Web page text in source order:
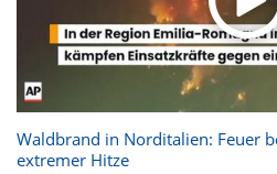
Waldbrand in Norditalien: Feuer
extremer Hitze